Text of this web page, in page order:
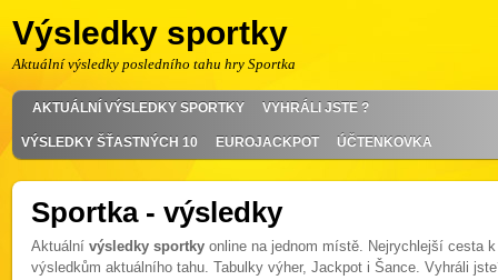
Výsledky sportky
Aktuální výsledky posledního tahu hry Sportka
AKTUÁLNÍ VÝSLEDKY SPORTKY VYHRÁLI JSTE ?
VÝSLEDKY ŠŤASTNÝCH 10 EUROJACKPOT ÚČTENKOVKA
Sportka - výsledky
Aktuálnívýsledky sportky online na jednom místě. Nejrychlejší cesta k
výsledkům aktuálního tahu. Tabulky výher, Jackpot i Šance. Vyhráli